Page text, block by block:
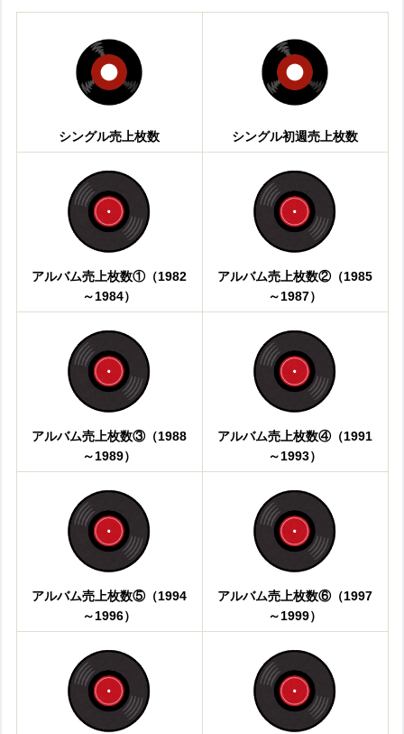
シングル売上枚数 シングル初週売上枚数
アルバム売上枚数①（1982
～1984）
アルバム売上枚数②（1985
～1987）
アルバム売上枚数③（1988
～1989）
アルバム売上枚数④（1991
～1993）
アルバム売上枚数⑤（1994
～1996）
アルバム売上枚数⑥（1997
～1999）